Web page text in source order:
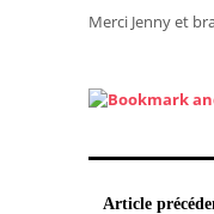
Merci Jenny et
Article